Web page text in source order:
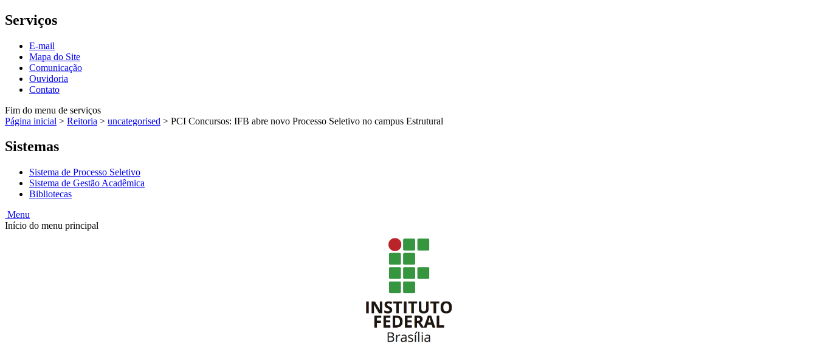
Serviços
E-mail
Mapa do Site
Comunicação
Ouvidoria
Contato
Fim do menu de serviços
Página inicial > Reitoria > uncategorised > PCI Concursos: IFB abre novo Processo Seletivo no campus Estrutural
Sistemas
Sistema de Processo Seletivo
Sistema de Gestão Acadêmica
Bibliotecas
Menu
Início do menu principal